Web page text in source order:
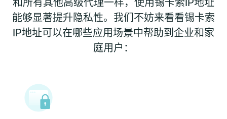
能够显著提升隐私性。我们不妨来看看锡卡索
IP地址可以在哪些应用场景中帮助到企业和家
庭用户：